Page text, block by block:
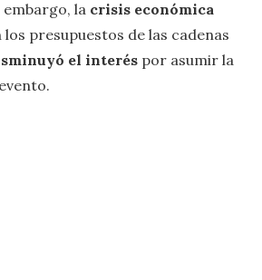
la crisis económica
presupuestos de las cadenas
el interés por asumir la